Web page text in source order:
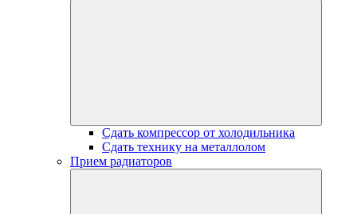
Сдать компрессор от холодильника
Сдать технику на металлолом
Прием радиаторов